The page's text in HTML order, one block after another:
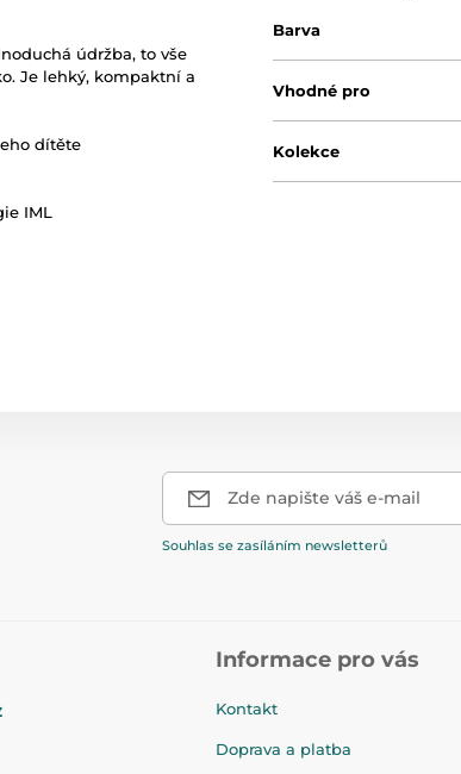
údržba, to vše
Je lehký, kompaktní a
dítěte
IML
Barva
Vhodné pro
Kolekce
Zde napište váš e-mail
Souhlas se zasíláním newsletterů
Informace pro vás
Kontakt
Doprava a platba